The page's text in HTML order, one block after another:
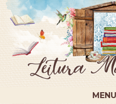
MENU